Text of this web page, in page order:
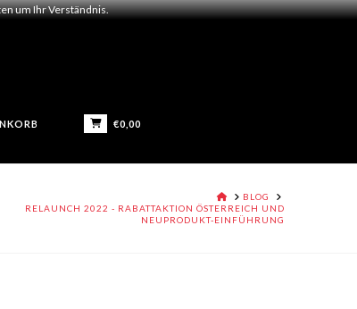
um Ihr Verständnis.
€0,00
HOME
BLOG
RELAUNCH 2022 - RABATTAKTION ÖSTERREICH UND
NEUPRODUKT-EINFÜHRUNG